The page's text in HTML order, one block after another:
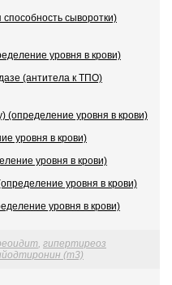
сыворотки)
уровня в крови)
(антитела к ТПО)
(определение уровня в крови)
уровня в крови)
уровня в крови)
уровня в крови)
уровня в крови)
, гипертиреоз
(т3)